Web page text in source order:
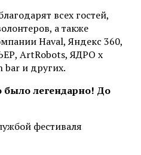
всех гостей,
а также
Haval, Яндекс 360,
ArtRobots, ЯДРО х
bar и других.
было легендарно! До
фестиваля